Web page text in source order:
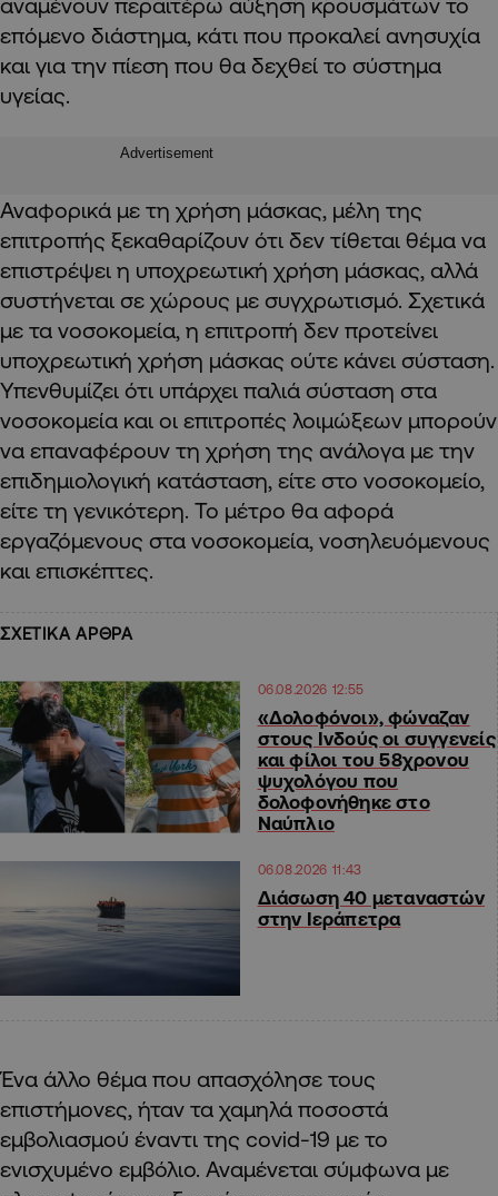
αναμένουν περαιτέρω αύξηση κρουσμάτων το
επόμενο διάστημα, κάτι που προκαλεί ανησυχία
και για την πίεση που θα δεχθεί το σύστημα
υγείας.
Advertisement
Αναφορικά με τη χρήση μάσκας, μέλη της
επιτροπής ξεκαθαρίζουν ότι δεν τίθεται θέμα να
επιστρέψει η υποχρεωτική χρήση μάσκας, αλλά
συστήνεται σε χώρους με συγχρωτισμό. Σχετικά
με τα νοσοκομεία, η επιτροπή δεν προτείνει
υποχρεωτική χρήση μάσκας ούτε κάνει σύσταση.
Υπενθυμίζει ότι υπάρχει παλιά σύσταση στα
νοσοκομεία και οι επιτροπές λοιμώξεων μπορούν
να επαναφέρουν τη χρήση της ανάλογα με την
επιδημιολογική κατάσταση, είτε στο νοσοκομείο,
είτε τη γενικότερη. Το μέτρο θα αφορά
εργαζόμενους στα νοσοκομεία, νοσηλευόμενους
και επισκέπτες.
ΣΧΕΤΙΚΑ ΑΡΘΡΑ
06.08.2026 12:55
«Δολοφόνοι», φώναζαν
στους Ινδούς οι συγγενείς
και φίλοι του 58χρονου
ψυχολόγου που
δολοφονήθηκε στο
Ναύπλιο
06.08.2026 11:43
Διάσωση 40 μεταναστών
στην Ιεράπετρα
Ένα άλλο θέμα που απασχόλησε τους
επιστήμονες, ήταν τα χαμηλά ποσοστά
εμβολιασμού έναντι της covid-19 με το
ενισχυμένο εμβόλιο. Αναμένεται σύμφωνα με